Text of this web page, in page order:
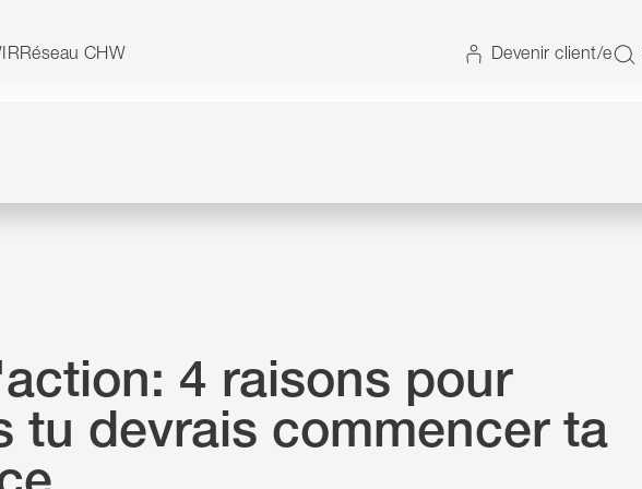
Réseau CHW Devenir client/e
4 raisons pour
tu devrais commencer ta